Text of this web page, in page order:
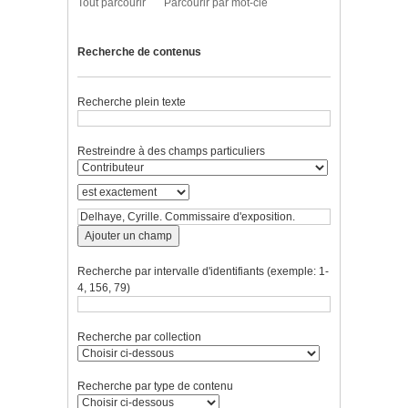
Tout parcourir Parcourir par mot-clé
Recherche de contenus
Recherche plein texte
Restreindre à des champs particuliers
Ajouter un champ
Recherche par intervalle d'identifiants (exemple: 1-
4, 156, 79)
Recherche par collection
Recherche par type de contenu